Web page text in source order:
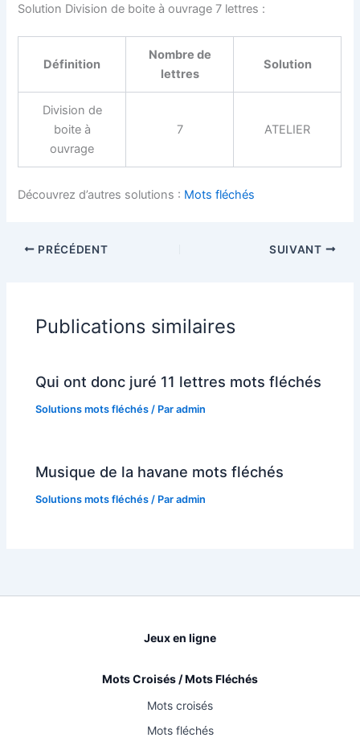
Solution Division de boite à ouvrage 7 lettres :
Définition
Nombre de
lettres
Solution
Division de
boite à
ouvrage
7 ATELIER
Découvrez d’autres solutions : Mots fléchés
PRÉCÉDENT SUIVANT
Publications similaires
Qui ont donc juré 11 lettres mots fléchés
Solutions mots fléchés / Paradmin
Musique de la havane mots fléchés
Solutions mots fléchés / Paradmin
Jeux en ligne
Mots Croisés / Mots Fléchés
Mots croisés
Mots fléchés